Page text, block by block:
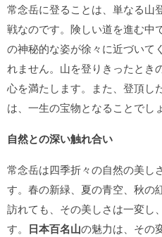
常念岳に登ることは、単なる山
戦なのです。険しい道を進む中で
の神秘的な姿が徐々に近づいて
れません。山を登りきったとき
心を満たします。また、登頂し
は、一生の宝物となることでしょ
自然との深い触れ合い
常念岳は四季折々の自然の美し
す。春の新緑、夏の青空、秋の
訪れても、その美しさは一変し
す。 日本百名山の魅力は、その